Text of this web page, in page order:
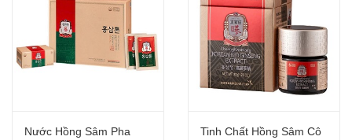
Nước Hồng Sâm Pha
Tinh Chất Hồng Sâm Cô